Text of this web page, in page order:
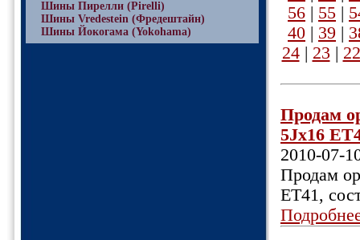
Шины Пирелли (Pirelli)
Шины Vredestein (Фредештайн)
Шины Йокогама (Yokohama)
56 | 55 |
40 | 39 |
24| 23 | 22
Продам
5Jx16
2010-07-
Продам
ET41,